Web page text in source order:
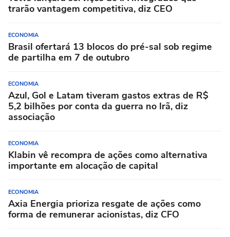
trarão vantagem competitiva, diz CEO
ECONOMIA
Brasil ofertará 13 blocos do pré-sal sob regime
de partilha em 7 de outubro
ECONOMIA
Azul, Gol e Latam tiveram gastos extras de R$
5,2 bilhões por conta da guerra no Irã, diz
associação
ECONOMIA
Klabin vê recompra de ações como alternativa
importante em alocação de capital
ECONOMIA
Axia Energia prioriza resgate de ações como
forma de remunerar acionistas, diz CFO